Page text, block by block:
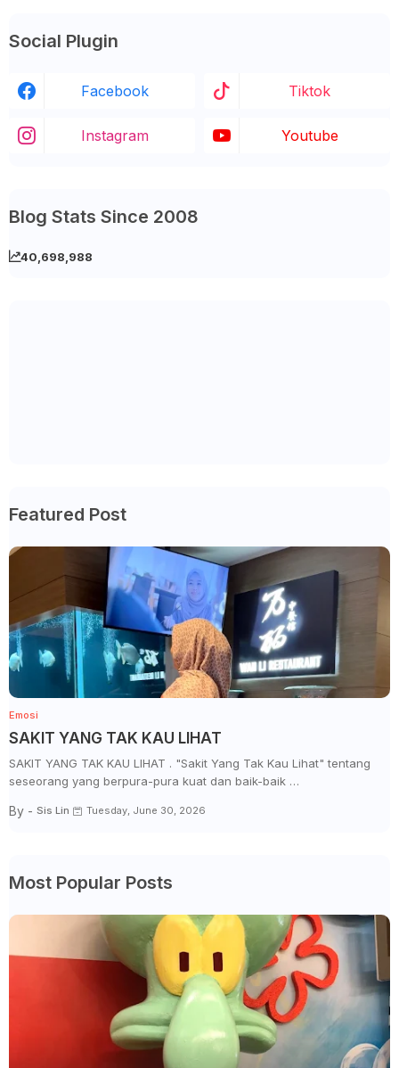
Social Plugin
Facebook Tiktok
Instagram Youtube
Blog Stats Since 2008
40,698,988
Featured Post
Emosi
SAKIT YANG TAK KAU LIHAT
SAKIT YANG TAK KAU LIHAT . "Sakit Yang Tak Kau Lihat" tentang
seseorang yang berpura-pura kuat dan baik-baik …
By - Sis Lin Tuesday, June 30, 2026
Most Popular Posts